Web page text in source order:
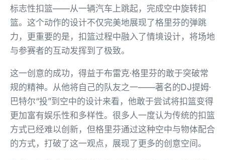
标志性扣篮——从一辆汽车上跳起，完成空中旋转扣
篮。这个动作的设计不仅完美地展现了格里芬的弹跳
力，更重要的是，扣篮过程中融入了情境设计，将场地
与参赛者的互动发挥到了极致。
这一创意的成功，得益于布雷克·格里芬的敢于突破常
规的精神。从他将自己的队友之一——著名的DJ提姆·
巴特尔“投”到空中的设计来看，他敢于尝试将扣篮变得
更加富有娱乐性和多样性。很多人一度认为传统的扣篮
方式已经难以创新，但格里芬通过这种空中与物体配合
的方式，打破了这一观点，展现了更多的创意空间。